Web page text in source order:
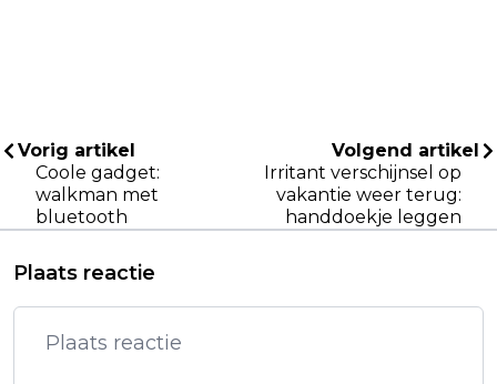
Vorig artikel
Coole gadget:
walkman met
bluetooth
Volgend artikel
Irritant verschijnsel op
vakantie weer terug:
handdoekje leggen
Plaats reactie